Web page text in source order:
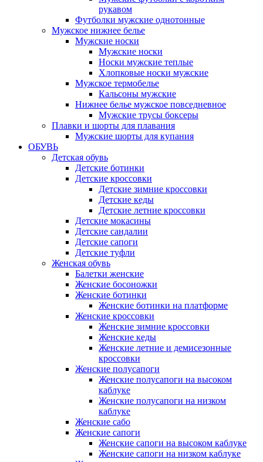
рукавом
Футболки мужские однотонные
Мужское нижнее белье
Мужские носки
Мужские носки
Носки мужские теплые
Хлопковые носки мужские
Мужское термобелье
Кальсоны мужские
Нижнее белье мужское повседневное
Мужские трусы боксеры
Плавки и шорты для плавания
Мужские шорты для купания
ОБУВЬ
Детская обувь
Детские ботинки
Детские кроссовки
Детские зимние кроссовки
Детские кеды
Детские летние кроссовки
Детские мокасины
Детские сандалии
Детские сапоги
Детские туфли
Женская обувь
Балетки женские
Женские босоножки
Женские ботинки
Женские ботинки на платформе
Женские кроссовки
Женские зимние кроссовки
Женские кеды
Женские летние и демисезонные
кроссовки
Женские полусапоги
Женские полусапоги на высоком
каблуке
Женские полусапоги на низком
каблуке
Женские сабо
Женские сапоги
Женские сапоги на высоком каблуке
Женские сапоги на низком каблуке